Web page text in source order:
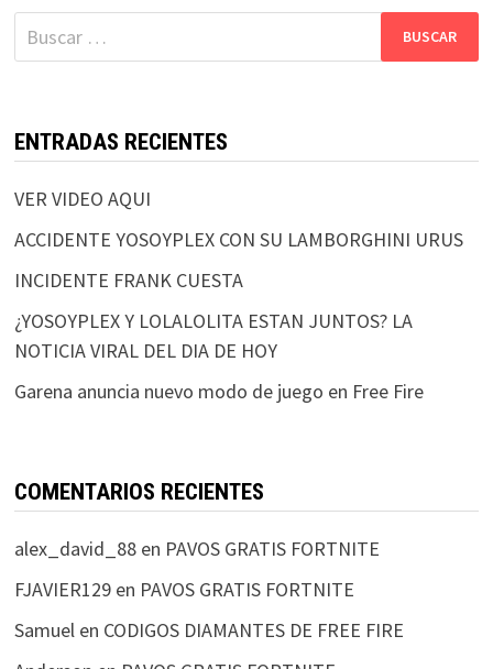
Buscar:
ENTRADAS RECIENTES
VER VIDEO AQUI
ACCIDENTE YOSOYPLEX CON SU LAMBORGHINI URUS
INCIDENTE FRANK CUESTA
¿YOSOYPLEX Y LOLALOLITA ESTAN JUNTOS? LA
NOTICIA VIRAL DEL DIA DE HOY
Garena anuncia nuevo modo de juego en Free Fire
COMENTARIOS RECIENTES
alex_david_88en PAVOS GRATIS FORTNITE
FJAVIER129en PAVOS GRATIS FORTNITE
Samuelen CODIGOS DIAMANTES DE FREE FIRE